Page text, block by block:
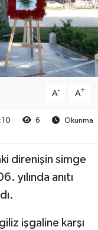
A- A+
6
Okunma
direnişin simge
yılında anıtı
işgaline karşı